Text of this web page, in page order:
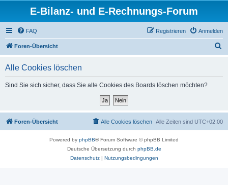
E-Bilanz- und E-Rechnungs-Forum
FAQ Anmelden
Registrieren
Foren-Übersicht
Alle Cookies löschen
Sind Sie sich sicher, dass Sie alle Cookies des Boards löschen möchten?
Foren-Übersicht Alle Zeiten sind UTC+02:00
Alle Cookies löschen
Powered by phpBB® Forum Software © phpBB Limited
Deutsche Übersetzung durch phpBB.de
Datenschutz| Nutzungsbedingungen